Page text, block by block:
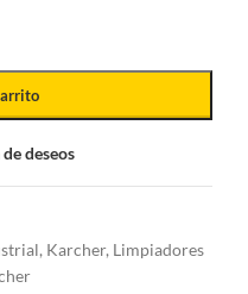
deseos
, Karcher, Limpiadores